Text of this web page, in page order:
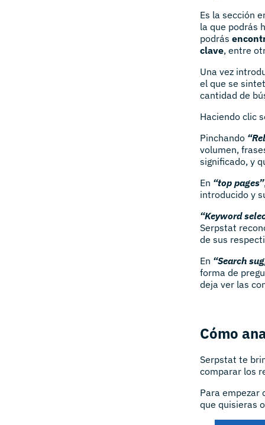
Es la sección
la que podrás
podrás
clave, entre
Una vez
el que se
cantidad de
Haciendo clic
Pinchando
volumen,
significado, y
En “top pages”
introducido y
“Keyword
Serpstat
de sus
En “Search
forma de
deja ver las
Cómo
Serpstat te
comparar los
Para empezar
que quisieras